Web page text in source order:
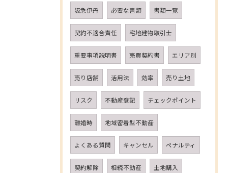
阪急伊丹 必要な書類 書類一覧
契約不適合責任 宅地建物取引士
重要事項説明書 売買契約書 エリア別
売り店舗 活用法 効率 売り土地
リスク 不動産登記 チェックポイント
離婚時 地域密着型不動産
よくある質問 キャンセル ペナルティ
契約解除 相続不動産 土地購入